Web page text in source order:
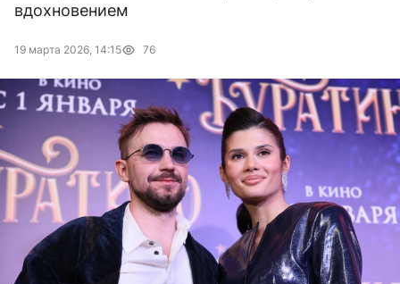
вдохновением
19 марта 2026, 14:15 76